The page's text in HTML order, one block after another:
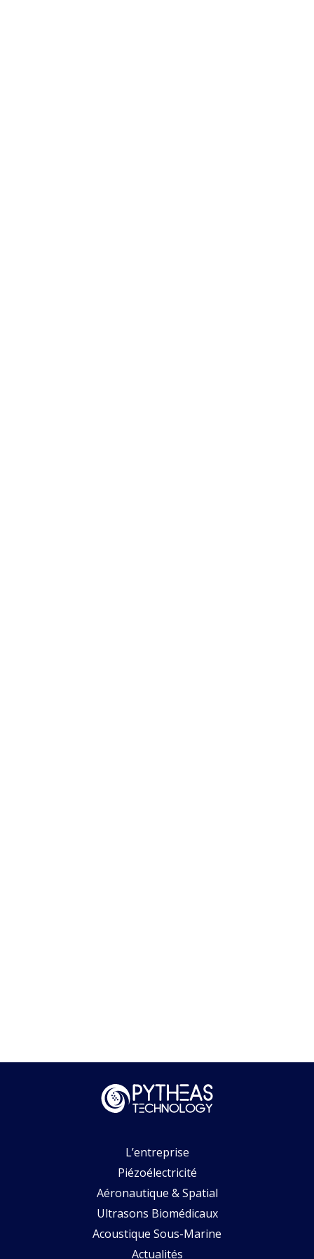
L’entreprise
Piézoélectricité
Aéronautique & Spatial
Ultrasons Biomédicaux
Acoustique Sous-Marine
Actualités